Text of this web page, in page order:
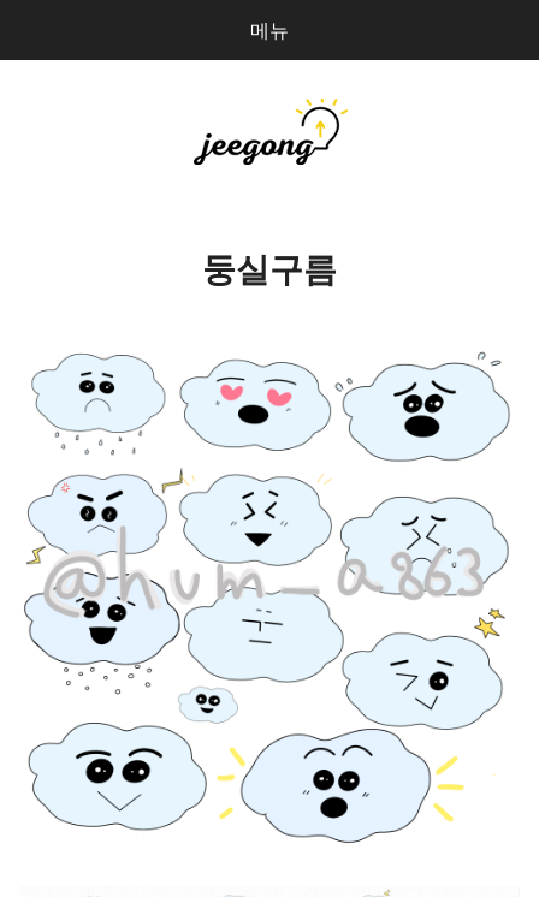
메뉴
상점 관리
로그인
둥실구름